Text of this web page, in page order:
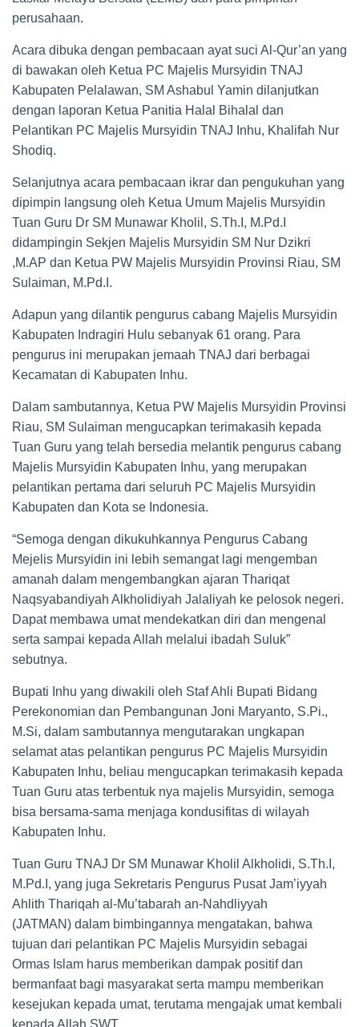
perusahaan.
Acara dibuka dengan pembacaan ayat suci Al-Qur’an yang
di bawakan oleh Ketua PC Majelis Mursyidin TNAJ
Kabupaten Pelalawan, SM Ashabul Yamin dilanjutkan
dengan laporan Ketua Panitia Halal Bihalal dan
Pelantikan PC Majelis Mursyidin TNAJ Inhu, Khalifah Nur
Shodiq.
Selanjutnya acara pembacaan ikrar dan pengukuhan yang
dipimpin langsung oleh Ketua Umum Majelis Mursyidin
Tuan Guru Dr SM Munawar Kholil, S.Th.I, M.Pd.I
didampingin Sekjen Majelis Mursyidin SM Nur Dzikri
,M.AP dan Ketua PW Majelis Mursyidin Provinsi Riau, SM
Sulaiman, M.Pd.I.
Adapun yang dilantik pengurus cabang Majelis Mursyidin
Kabupaten Indragiri Hulu sebanyak 61 orang. Para
pengurus ini merupakan jemaah TNAJ dari berbagai
Kecamatan di Kabupaten Inhu.
Dalam sambutannya, Ketua PW Majelis Mursyidin Provinsi
Riau, SM Sulaiman mengucapkan terimakasih kepada
Tuan Guru yang telah bersedia melantik pengurus cabang
Majelis Mursyidin Kabupaten Inhu, yang merupakan
pelantikan pertama dari seluruh PC Majelis Mursyidin
Kabupaten dan Kota se Indonesia.
“Semoga dengan dikukuhkannya Pengurus Cabang
Mejelis Mursyidin ini lebih semangat lagi mengemban
amanah dalam mengembangkan ajaran Thariqat
Naqsyabandiyah Alkholidiyah Jalaliyah ke pelosok negeri.
Dapat membawa umat mendekatkan diri dan mengenal
serta sampai kepada Allah melalui ibadah Suluk”
sebutnya.
Bupati Inhu yang diwakili oleh Staf Ahli Bupati Bidang
Perekonomian dan Pembangunan Joni Maryanto, S.Pi.,
M.Si, dalam sambutannya mengutarakan ungkapan
selamat atas pelantikan pengurus PC Majelis Mursyidin
Kabupaten Inhu, beliau mengucapkan terimakasih kepada
Tuan Guru atas terbentuk nya majelis Mursyidin, semoga
bisa bersama-sama menjaga kondusifitas di wilayah
Kabupaten Inhu.
Tuan Guru TNAJ Dr SM Munawar Kholil Alkholidi, S.Th.I,
M.Pd.I, yang juga Sekretaris Pengurus Pusat Jam’iyyah
Ahlith Thariqah al-Mu’tabarah an-Nahdliyyah
(JATMAN) dalam bimbingannya mengatakan, bahwa
tujuan dari pelantikan PC Majelis Mursyidin sebagai
Ormas Islam harus memberikan dampak positif dan
bermanfaat bagi masyarakat serta mampu memberikan
kesejukan kepada umat, terutama mengajak umat kembali
kepada Allah SWT.